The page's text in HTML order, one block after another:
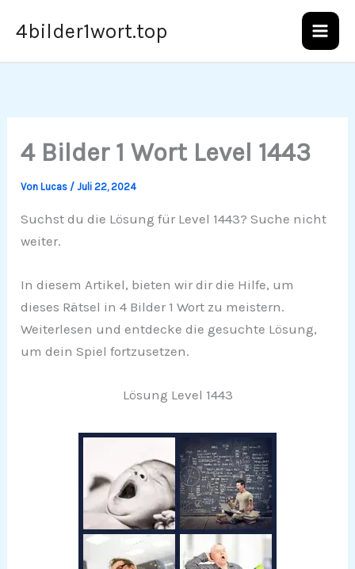
Inhalt
4bilder1wort.top
4 Bilder 1 Wort Level 1443
VonLucas /Juli 22, 2024
Suchst du die Lösung für Level 1443? Suche nicht
weiter.
In diesem Artikel, bieten wir dir die Hilfe, um
dieses Rätsel in 4 Bilder 1 Wort zu meistern.
Weiterlesen und entdecke die gesuchte Lösung,
um dein Spiel fortzusetzen.
Lösung Level 1443